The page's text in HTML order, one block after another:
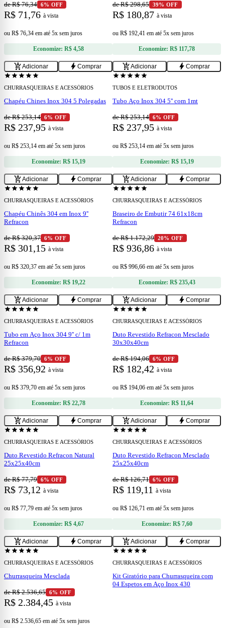
de R$ 76,34 6% OFF
R$ 71,76 à vista
ou R$ 76,34 em até 5x sem juros
Economize: R$ 4,58
add_shopping_cartAdicionar bolt Comprar
de R$ 298,65 39% OFF
R$ 180,87 à vista
ou R$ 192,41 em até 5x sem juros
Economize: R$ 117,78
add_shopping_cartAdicionar bolt Comprar
add
starstarstarstarstar
CHURRASQUEIRAS E ACESSÓRIOS
Chapéu Chines Inox 304 5 Polegadas
de R$ 253,14 6% OFF
R$ 237,95 à vista
ou R$ 253,14 em até 5x sem juros
Economize: R$ 15,19
add_shopping_cartAdicionar bolt Comprar
add
starstarstarstarstar
TUBOS E ELETRODUTOS
Tubo Aço Inox 304 5'' com 1mt
de R$ 253,14 6% OFF
R$ 237,95 à vista
ou R$ 253,14 em até 5x sem juros
Economize: R$ 15,19
add_shopping_cartAdicionar bolt Comprar
add
starstarstarstarstar
CHURRASQUEIRAS E ACESSÓRIOS
Chapéu Chinês 304 em Inox 9''
Refracon
de R$ 320,37 6% OFF
R$ 301,15 à vista
ou R$ 320,37 em até 5x sem juros
Economize: R$ 19,22
add_shopping_cartAdicionar bolt Comprar
add
starstarstarstarstar
CHURRASQUEIRAS E ACESSÓRIOS
Braseiro de Embutir 74 61x18cm
Refracon
de R$ 1.172,29 20% OFF
R$ 936,86 à vista
ou R$ 996,66 em até 5x sem juros
Economize: R$ 235,43
add_shopping_cartAdicionar bolt Comprar
add
starstarstarstarstar
CHURRASQUEIRAS E ACESSÓRIOS
Tubo em Aço Inox 304 9'' c/ 1m
Refracon
de R$ 379,70 6% OFF
R$ 356,92 à vista
ou R$ 379,70 em até 5x sem juros
Economize: R$ 22,78
add_shopping_cartAdicionar bolt Comprar
add
starstarstarstarstar
CHURRASQUEIRAS E ACESSÓRIOS
Duto Revestido Refracon Mesclado
30x30x40cm
de R$ 194,06 6% OFF
R$ 182,42 à vista
ou R$ 194,06 em até 5x sem juros
Economize: R$ 11,64
add_shopping_cartAdicionar bolt Comprar
add
starstarstarstarstar
CHURRASQUEIRAS E ACESSÓRIOS
Duto Revestido Refracon Natural
25x25x40cm
de R$ 77,79 6% OFF
R$ 73,12 à vista
ou R$ 77,79 em até 5x sem juros
Economize: R$ 4,67
add_shopping_cartAdicionar bolt Comprar
add
starstarstarstarstar
CHURRASQUEIRAS E ACESSÓRIOS
Duto Revestido Refracon Mesclado
25x25x40cm
de R$ 126,71 6% OFF
R$ 119,11 à vista
ou R$ 126,71 em até 5x sem juros
Economize: R$ 7,60
add_shopping_cartAdicionar bolt Comprar
add
starstarstarstarstar
CHURRASQUEIRAS E ACESSÓRIOS
Churrasqueira Mesclada
de R$ 2.536,65 6% OFF
R$ 2.384,45 à vista
ou R$ 2.536,65 em até 5x sem juros
ESGOTADO
starstarstarstarstar
CHURRASQUEIRAS E ACESSÓRIOS
Kit Giratório para Churrasqueira com
04 Espetos em Aço Inox 430